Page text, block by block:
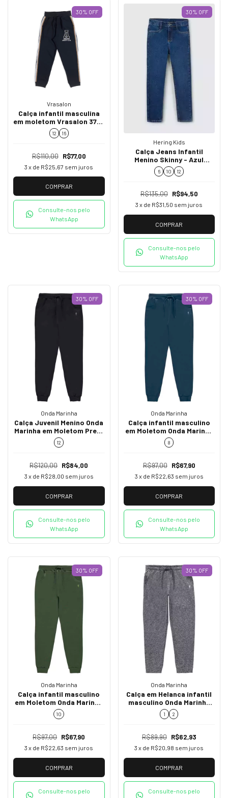
30% OFF
Vrasalon
Calça infantil masculina
em moletom Vrasalon 375-
525 Preto inverno
12 16
R$110,00 R$77,00
3 x de R$25,67 sem juros
COMPRAR
Consulte-nos pelo
WhatsApp
30% OFF
Hering Kids
Calça Jeans Infantil
Menino Skinny - Azul
menino
6 10 12
R$135,00 R$94,50
3 x de R$31,50 sem juros
COMPRAR
Consulte-nos pelo
WhatsApp
30% OFF
Onda Marinha
Calça Juvenil Menino Onda
Marinha em Moletom Preta
5.241.044
12
R$120,00 R$84,00
3 x de R$28,00 sem juros
COMPRAR
Consulte-nos pelo
WhatsApp
30% OFF
Onda Marinha
Calça infantil masculino
em Moletom Onda Marinha
5.241.044 Marinho inverno
menino
8
R$97,00 R$67,90
3 x de R$22,63 sem juros
COMPRAR
Consulte-nos pelo
WhatsApp
30% OFF
Onda Marinha
Calça infantil masculino
em Moletom Onda Marinha
5.241.044 Verde inverno
menino
10
R$97,00 R$67,90
3 x de R$22,63 sem juros
COMPRAR
Consulte-nos pelo
30% OFF
Onda Marinha
Calça em Helanca infantil
masculino Onda Marinha
5.241.046 Cinza inverno
menino
1 2
R$89,90 R$62,93
3 x de R$20,98 sem juros
COMPRAR
Consulte-nos pelo